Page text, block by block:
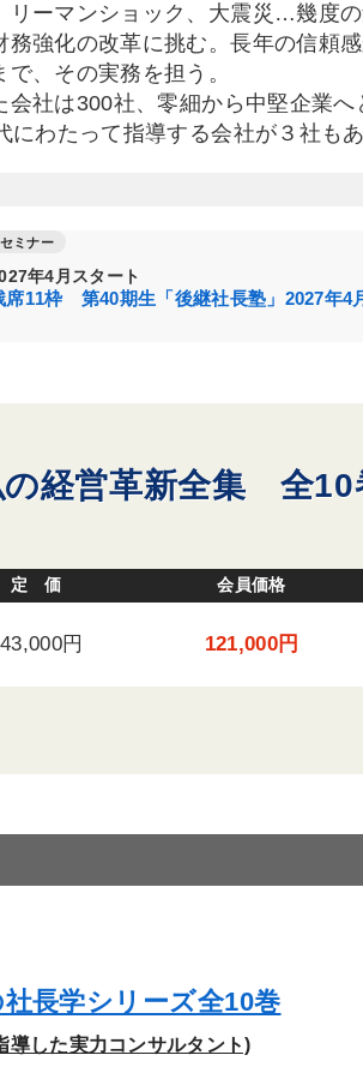
ーマンショック、大震災…幾度
務強化の改革に挑む。長年の信頼
、その実務を担う。
社は300社、零細から中堅企業
にわたって指導する会社が３社も
セミナー
年4月スタート
席11枠 第40期生「後継社長塾」2027年4
の経営革新全集 全10
定 価 会員価格
円 121,000円
長学シリーズ全10巻
した実力コンサルタント)